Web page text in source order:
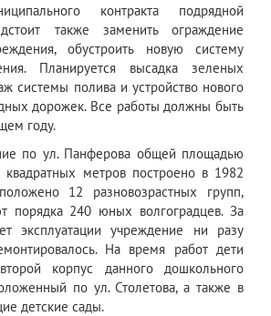
контракта подрядной
также заменить ограждение
обустроить новую систему
Планируется высадка зеленых
системы полива и устройство нового
дорожек. Все работы должны быть
году.
по ул. Панферова общей площадью
метров построено в 1982
12 разновозрастных групп,
порядка 240 юных волгоградцев. За
эксплуатации учреждение ни разу
На время работ дети
корпус данного дошкольного
по ул. Столетова, а также в
детские сады.